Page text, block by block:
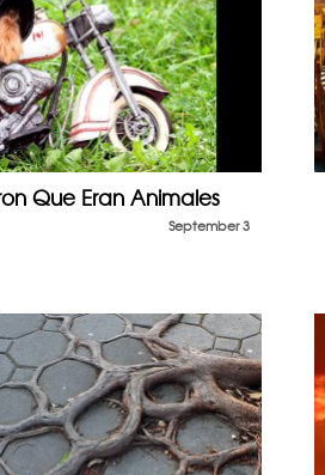
Que Eran Animales
September 3